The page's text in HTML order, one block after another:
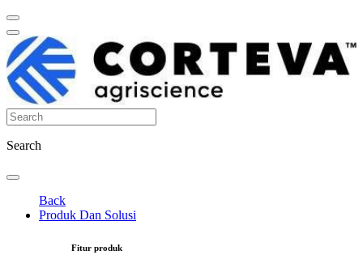
Search
Back
Produk Dan Solusi
Fitur produk